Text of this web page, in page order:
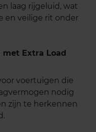
laag rijgeluid, wat
en veilige rit onder
met Extra Load
voertuigen die
nodig
zijn te herkennen